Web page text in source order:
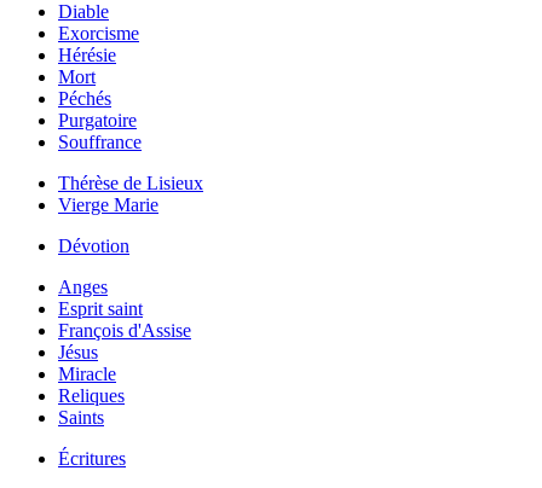
Diable
Exorcisme
Hérésie
Mort
Péchés
Purgatoire
Souffrance
Thérèse de Lisieux
Vierge Marie
Dévotion
Anges
Esprit saint
François d'Assise
Jésus
Miracle
Reliques
Saints
Écritures